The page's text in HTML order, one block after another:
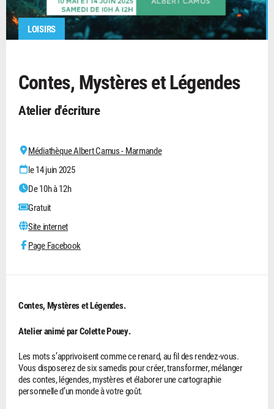
LOISIRS
Contes, Mystères et Légendes
Atelier d'écriture
Médiathèque Albert Camus - Marmande
le 14 juin 2025
De 10h à 12h
Gratuit
Site internet
Page Facebook
Contes, Mystères et Légendes.
Atelier animé par Colette Pouey.
Les mots s’apprivoisent comme ce renard, au fil des rendez-vous.
Vous disposerez de six samedis pour créer, transformer, mélanger
des contes, légendes, mystères et élaborer une cartographie
personnelle d’un monde à votre goût.